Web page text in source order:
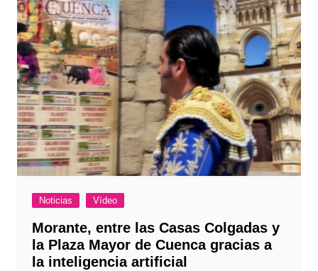
Noticias Vídeo
Morante, entre las Casas Colgadas y
la Plaza Mayor de Cuenca gracias a
la inteligencia artificial